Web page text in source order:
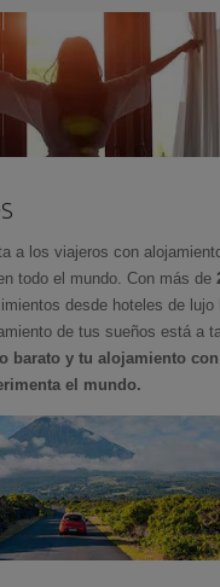
a los viajeros con
todo el mundo. Con más de
desde hoteles de lujo
de tus sueños está a
barato y tu alojamiento
el mundo.